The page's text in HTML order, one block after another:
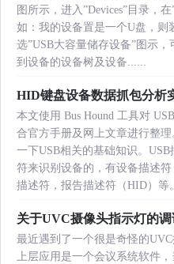
图所示，进入”Devices”目录，
如：我的设备置是一个U盘，则
选”USB大容量储存设备”图示，
到设备的设备树及设备......
HID键盘设备数据抓包分析
本文使用 Bus Hound 工具对
合官方手册及网上文章进行整
一下USB相关的基础知识。
符来识别设备的，有设备描述
描述符，报告描述符（HID）等
关于UVC摄像头指示灯的
最近遇到了一个很是奇怪的
上层应用是一个会议系统软件